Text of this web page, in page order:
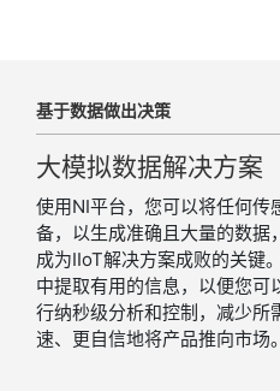
基于数据做出决策
大模拟数据解决方案
使用NI平台，您可以将任何传
备，以生成准确且大量的数据
成为IIoT解决方案成败的关键
中提取有用的信息，以便您可
行纳秒级分析和控制，减少所
速、更自信地将产品推向市场。